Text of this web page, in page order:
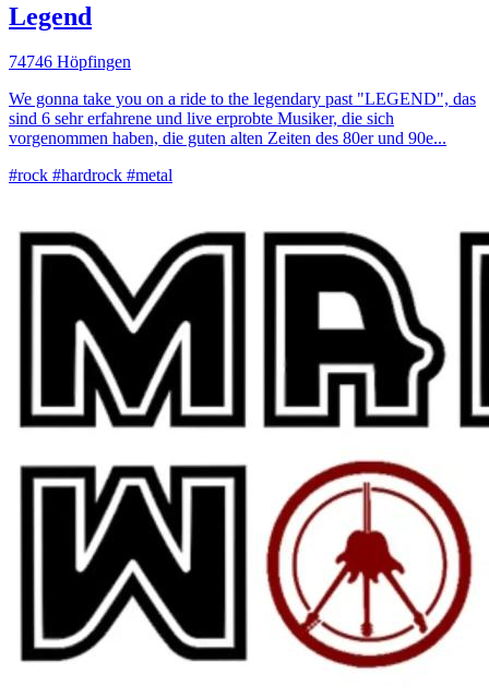
Legend
74746 Höpfingen
We gonna take you on a ride to the legendary past "LEGEND", das
sind 6 sehr erfahrene und live erprobte Musiker, die sich
vorgenommen haben, die guten alten Zeiten des 80er und 90e...
#rock #hardrock #metal